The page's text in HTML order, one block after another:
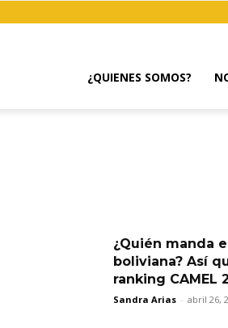
¿QUIENES SOMOS?
¿Quién manda
boliviana? Así
ranking CAMEL
Sandra Arias - abril 26,